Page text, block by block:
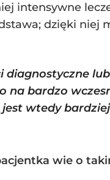
intensywne
dzięki niej
diagnostyczne
na bardzo
wtedy
wie o